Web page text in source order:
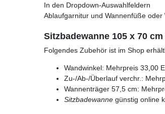
In den Dropdown-Auswahlfeldern
Ablaufgarnitur und Wannenfüße oder
Sitzbadewanne 105 x 70
Folgendes Zubehör ist im Shop
Wandwinkel: Mehrpreis 33,00
Zu-/Ab-/Überlauf verchr.:
Wannenträger 57,5 cm:
Sitzbadewanne günstig online